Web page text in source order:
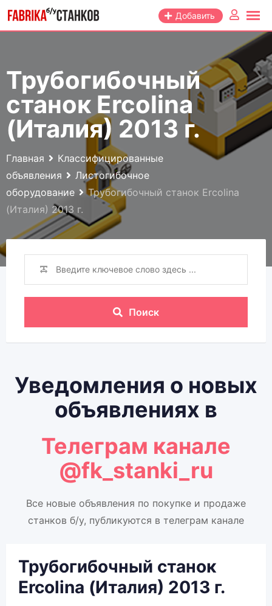
Перейти
Добавить
Трубогибочный
станок Ercolina
(Италия) 2013 г.
Главная
Классифицированные
объявления
Листогибочное
оборудование
Трубогибочный станок Ercolina
(Италия) 2013 г.
Поиск
Уведомления о новых
объявлениях в
Телеграм канале
@fk_stanki_ru
Все новые объявления по покупке и продаже
станков б/у, публикуются в телеграм канале
Трубогибочный станок
Ercolina (Италия) 2013 г.